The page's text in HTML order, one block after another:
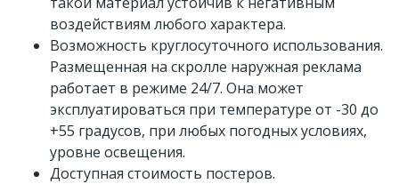
воздействиям любого характера.
Возможность круглосуточного использования.
Размещенная на скролле наружная реклама
работает в режиме 24/7. Она может
эксплуатироваться при температуре от -30 до
+55 градусов, при любых погодных условиях,
уровне освещения.
Доступная стоимость постеров.